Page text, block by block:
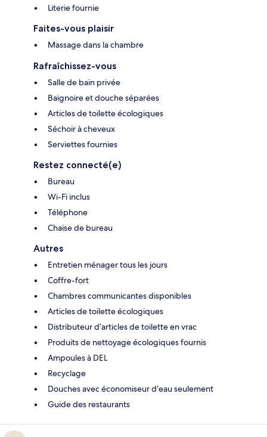
Literie fournie
Faites-vous plaisir
Massage dans la chambre
Rafraîchissez-vous
Salle de bain privée
Baignoire et douche séparées
Articles de toilette écologiques
Séchoir à cheveux
Serviettes fournies
Restez connecté(e)
Bureau
Wi-Fi inclus
Téléphone
Chaise de bureau
Autres
Entretien ménager tous les jours
Coffre-fort
Chambres communicantes disponibles
Articles de toilette écologiques
Distributeur d’articles de toilette en vrac
Produits de nettoyage écologiques fournis
Ampoules à DEL
Recyclage
Douches avec économiseur d’eau seulement
Guide des restaurants